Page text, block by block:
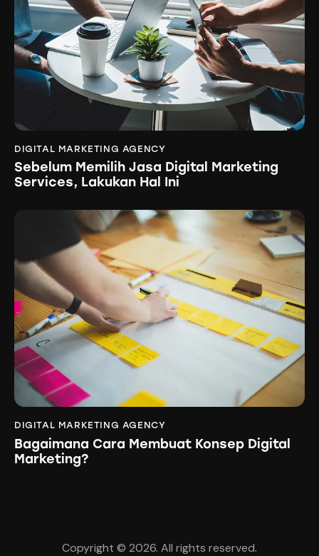
DIGITAL MARKETING AGENCY
Sebelum Memilih Jasa Digital Marketing
Services, Lakukan Hal Ini
DIGITAL MARKETING AGENCY
Bagaimana Cara Membuat Konsep Digital
Marketing?
Copyright © 2026. All rights reserved.